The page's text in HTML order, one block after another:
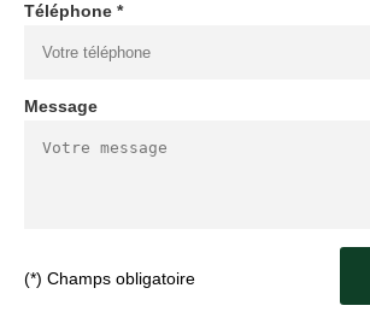
Téléphone *
Message
(*) Champs obligatoire